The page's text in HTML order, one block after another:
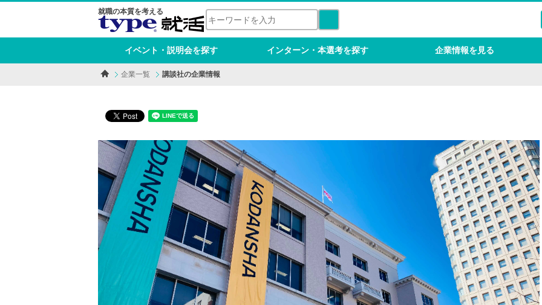
就職の本質を考える
イベント・説明会を探す インターン・本選考を探す 企業情報を見る
企業一覧 講談社の企業情報